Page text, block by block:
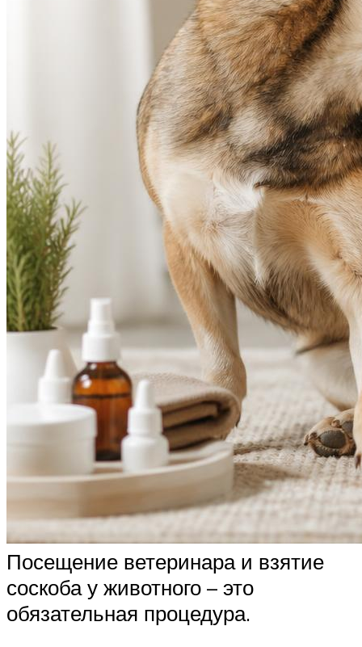
Посещение ветеринара и взятие
соскоба у животного – это
обязательная процедура.